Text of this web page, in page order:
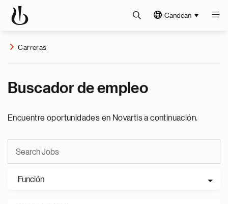
Candean
Carreras
Buscador de empleo
Encuentre oportunidades en Novartis a continuación.
Función